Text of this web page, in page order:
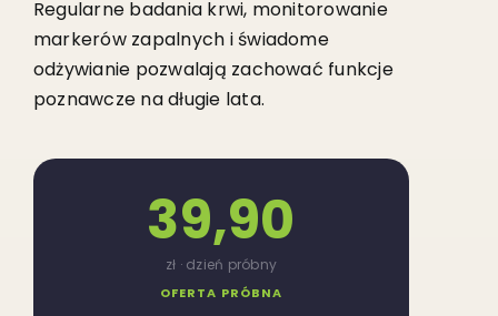
Regularne badania krwi, monitorowanie
markerów zapalnych i świadome
odżywianie pozwalają zachować funkcje
poznawcze na długie lata.
OFERTA PRÓBNA
39,90
zł · dzień próbny